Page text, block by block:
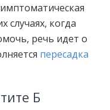
случаях, когда
речь идет о
пересадка
Б